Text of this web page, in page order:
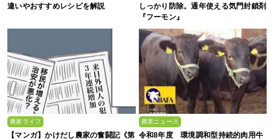
違いやおすすめレシピを解説
しっかり防除。通年使える気門封鎖剤
『フーモン』
農家ライフ
【マンガ】かけだし農家の奮闘記《第
農業ニュース
令和8年度 環境調和型持続的肉用牛